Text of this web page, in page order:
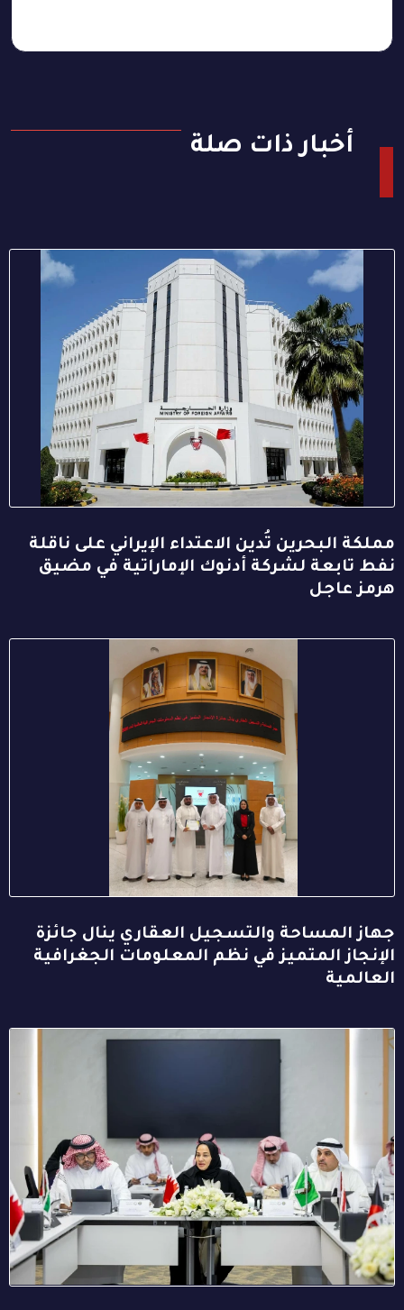
أخبار ذات صلة
مملكة البحرين تُدين الاعتداء الإيراني على ناقلة
نفط تابعة لشركة أدنوك الإماراتية في مضيق
هرمز عاجل
جهاز المساحة والتسجيل العقاري ينال جائزة
الإنجاز المتميز في نظم المعلومات الجغرافية
العالمية